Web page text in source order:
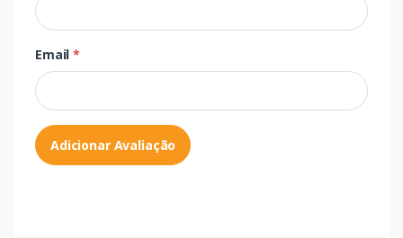
Email*
Adicionar Avaliação